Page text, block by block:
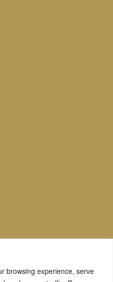
browsing experience, serve